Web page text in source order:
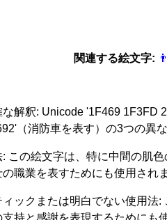
関連する絵文字:
解釈: Unicode '1F469 1F3FD
（消防車を表す）の3つの異
この絵文字は、特に中間の肌
職業を表すためにも使用されま
ックまたは明白でない使用法
持と感謝を表現するためにも